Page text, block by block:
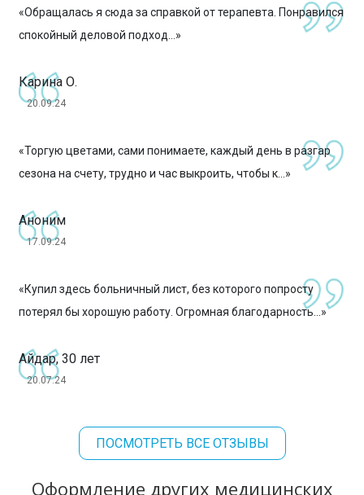
«Обращалась я сюда за справкой от терапевта. Понравился
спокойный деловой подход...»
Карина О.
20.09.24
«Торгую цветами, сами понимаете, каждый день в разгар
сезона на счету, трудно и час выкроить, чтобы к...»
Аноним
17.09.24
«Купил здесь больничный лист, без которого попросту
потерял бы хорошую работу. Огромная благодарность...»
Айдар, 30 лет
20.07.24
ПОСМОТРЕТЬ ВСЕ ОТЗЫВЫ
Оформление других медицинских